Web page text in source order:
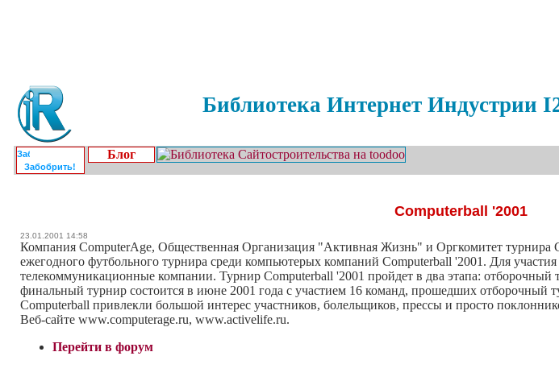
Библиотека Интернет Индустрии
Забобрить!
Блог
Computerball '2001
23.01.2001 14:58
Компания ComputerAge, Общественная Организация "Активная Жизнь" и Оргкомитет турнира
ежегодного футбольного турнира среди компьютерых компаний Computerball '2001. Для
телекоммуникационные компании. Турнир Computerball '2001 пройдет в два этапа: отборочный
финальный турнир состоится в июне 2001 года с участием 16 команд, прошедших отборочный
Computerball привлекли большой интерес участников, болельщиков, прессы и просто
Веб-сайте www.computerage.ru, www.activelife.ru.
Перейти в форум